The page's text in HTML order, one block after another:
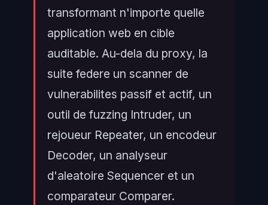
transformant n'importe quelle
application web en cible
auditable. Au-dela du proxy, la
suite federe un scanner de
vulnerabilites passif et actif, un
outil de fuzzing Intruder, un
rejoueur Repeater, un encodeur
Decoder, un analyseur
d'aleatoire Sequencer et un
comparateur Comparer.